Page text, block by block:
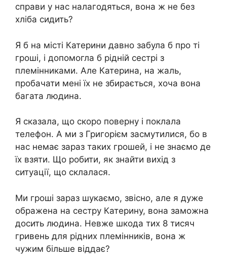
справи у нас налагодяться, вона ж не без
хліба сидить?
Я б на місті Катерини давно забула б про ті
гроші, і допомогла б рідній сестрі з
племінниками. Але Катерина, на жаль,
пробачати мені їх не збирається, хоча вона
багата людина.
Я сказала, що скоро поверну і поклала
телефон. А ми з Григорієм засмутилися, бо в
нас немає зараз таких грошей, і не знаємо де
їх взяти. Що робити, як знайти вихід з
ситуації, що склалася.
Ми гроші зараз шукаємо, звісно, але я дуже
ображена на сестру Катерину, вона заможна
досить людина. Невже шкода тих 8 тисяч
гривень для рідних племінників, вона ж
чужим більше віддає?